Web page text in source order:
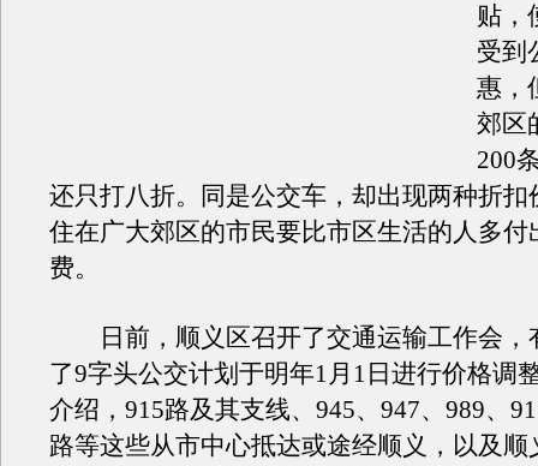
贴，
受到
惠，
郊区
200
还只打八折。同是公交车，却出现两种折扣
住在广大郊区的市民要比市区生活的人多付
费。
日前，顺义区召开了交通运输工作会，
了9字头公交计划于明年1月1日进行价格调
介绍，915路及其支线、945、947、989、
路等这些从市中心抵达或途经顺义，以及顺